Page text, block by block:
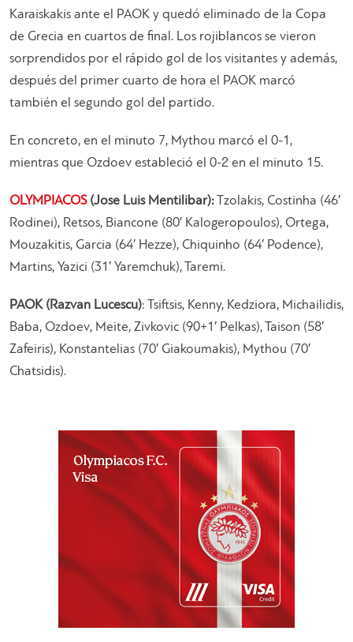
Karaiskakis ante el PAOK y quedó eliminado de la Copa
de Grecia en cuartos de final. Los rojiblancos se vieron
sorprendidos por el rápido gol de los visitantes y además,
después del primer cuarto de hora el PAOK marcó
también el segundo gol del partido.
En concreto, en el minuto 7, Mythou marcó el 0-1,
mientras que Ozdoev estableció el 0-2 en el minuto 15.
OLYMPIACOS (Jose Luis Mentilibar): Tzolakis, Costinha (46′
Rodinei), Retsos, Biancone (80′ Kalogeropoulos), Ortega,
Mouzakitis, Garcia (64′ Hezze), Chiquinho (64′ Podence),
Martins, Yazici (31′ Yaremchuk), Taremi.
PAOK (Razvan Lucescu): Tsiftsis, Kenny, Kedziora, Michailidis,
Baba, Ozdoev, Meite, Zivkovic (90+1′ Pelkas), Taison (58′
Zafeiris), Konstantelias (70′ Giakoumakis), Mythou (70′
Chatsidis).